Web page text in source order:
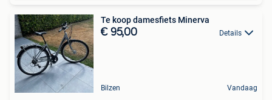
Te koop damesfiets Minerva
€ 95,00 Details
Bilzen Vandaag